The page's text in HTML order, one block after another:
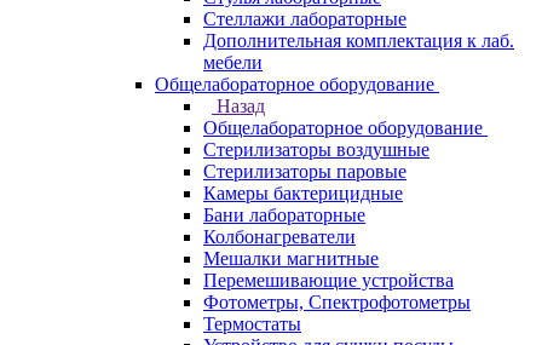
Стеллажи лабораторные
Дополнительная комплектация к лаб.
мебели
Общелабораторное оборудование
Назад
Общелабораторное оборудование
Стерилизаторы воздушные
Стерилизаторы паровые
Камеры бактерицидные
Бани лабораторные
Колбонагреватели
Мешалки магнитные
Перемешивающие устройства
Фотометры, Спектрофотометры
Термостаты